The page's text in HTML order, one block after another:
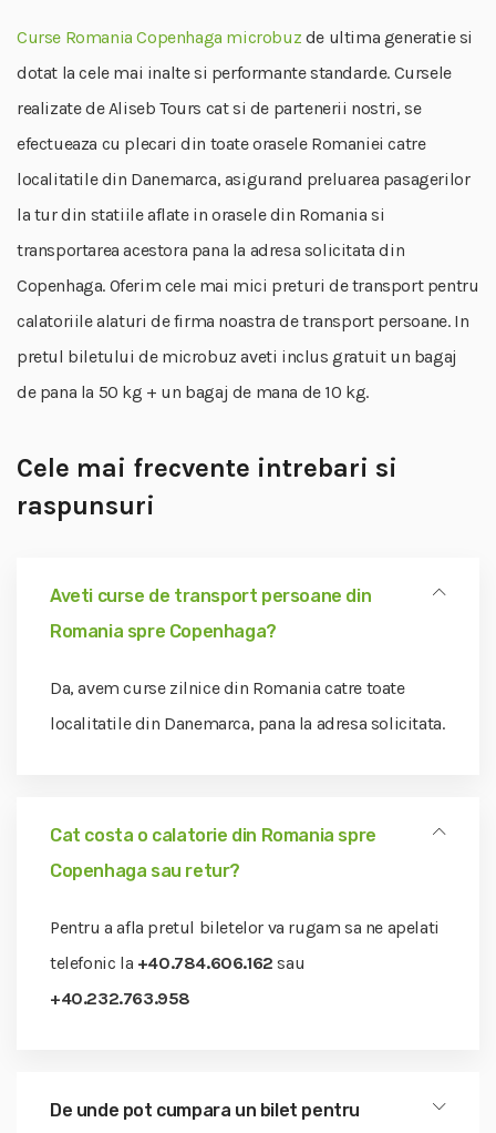
Curse Romania Copenhaga microbuz de ultima generatie si
dotat la cele mai inalte si performante standarde. Cursele
realizate de Aliseb Tours cat si de partenerii nostri, se
efectueaza cu plecari din toate orasele Romaniei catre
localitatile din Danemarca, asigurand preluarea pasagerilor
la tur din statiile aflate in orasele din Romania si
transportarea acestora pana la adresa solicitata din
Copenhaga. Oferim cele mai mici preturi de transport pentru
calatoriile alaturi de firma noastra de transport persoane. In
pretul biletului de microbuz aveti inclus gratuit un bagaj
de pana la 50 kg + un bagaj de mana de 10 kg.
Cele mai frecvente intrebari si
raspunsuri
Aveti curse de transport persoane din
Romania spre Copenhaga?
Da, avem curse zilnice din Romania catre toate
localitatile din Danemarca, pana la adresa solicitata.
Cat costa o calatorie din Romania spre
Copenhaga sau retur?
Pentru a afla pretul biletelor va rugam sa ne apelati
telefonic la +40.784.606.162 sau
+40.232.763.958
De unde pot cumpara un bilet pentru